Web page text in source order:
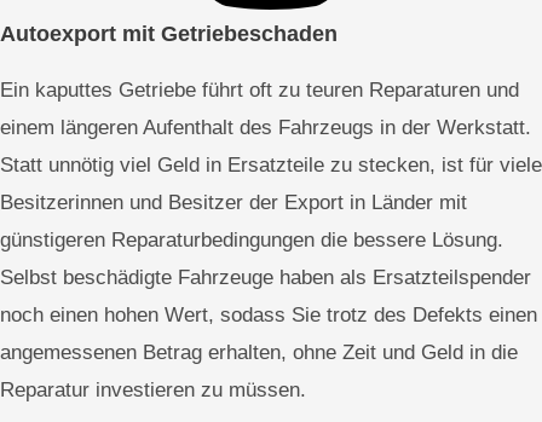
Autoexport mit Getriebeschaden
Ein kaputtes Getriebe führt oft zu teuren Reparaturen und
einem längeren Aufenthalt des Fahrzeugs in der Werkstatt.
Statt unnötig viel Geld in Ersatzteile zu stecken, ist für viele
Besitzerinnen und Besitzer der Export in Länder mit
günstigeren Reparaturbedingungen die bessere Lösung.
Selbst beschädigte Fahrzeuge haben als Ersatzteilspender
noch einen hohen Wert, sodass Sie trotz des Defekts einen
angemessenen Betrag erhalten, ohne Zeit und Geld in die
Reparatur investieren zu müssen.